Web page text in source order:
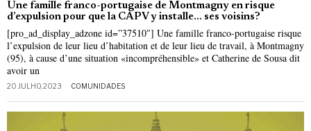
Une famille franco-portugaise de Montmagny en risque
d’expulsion pour que la CAPV y installe… ses voisins?
[pro_ad_display_adzone id=”37510″] Une famille franco-portugaise risque
l’expulsion de leur lieu d’habitation et de leur lieu de travail, à Montmagny
(95), à cause d’une situation «incompréhensible» et Catherine de Sousa dit
avoir un
20 JULHO, 2023 COMUNIDADES